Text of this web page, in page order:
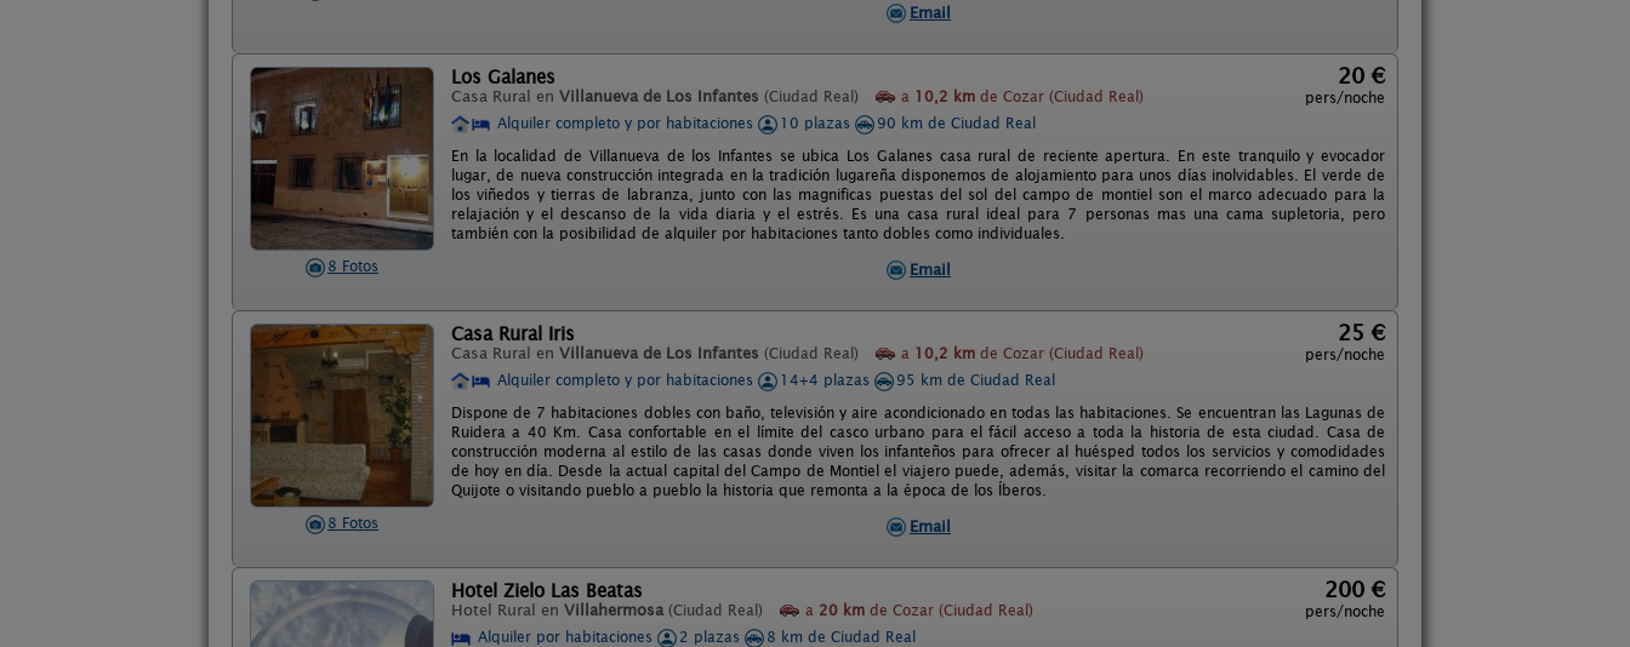
Email
8 Fotos
Los Galanes
Casa Rural en Villanueva de Los Infantes (Ciudad Real) a 10,2 km de Cozar (Ciudad Real)
20 €
pers/noche
Alquiler completo y por habitaciones
10 plazas
90 km de Ciudad Real
En la localidad de Villanueva de los Infantes se ubica Los Galanes casa rural de reciente apertura. En este tranquilo y evocador
lugar, de nueva construcción integrada en la tradición lugareña disponemos de alojamiento para unos días inolvidables. El verde de
los viñedos y tierras de labranza, junto con las magnificas puestas del sol del campo de montiel son el marco adecuado para la
relajación y el descanso de la vida diaria y el estrés. Es una casa rural ideal para 7 personas mas una cama supletoria, pero
también con la posibilidad de alquiler por habitaciones tanto dobles como individuales.
Email
8 Fotos
Casa Rural Iris
Casa Rural en Villanueva de Los Infantes (Ciudad Real) a 10,2 km de Cozar (Ciudad Real)
25 €
pers/noche
Alquiler completo y por habitaciones
14+4 plazas
95 km de Ciudad Real
Dispone de 7 habitaciones dobles con baño, televisión y aire acondicionado en todas las habitaciones. Se encuentran las Lagunas de
Ruidera a 40 Km. Casa confortable en el límite del casco urbano para el fácil acceso a toda la historia de esta ciudad. Casa de
construcción moderna al estilo de las casas donde viven los infanteños para ofrecer al huésped todos los servicios y comodidades
de hoy en día. Desde la actual capital del Campo de Montiel el viajero puede, además, visitar la comarca recorriendo el camino del
Quijote o visitando pueblo a pueblo la historia que remonta a la época de los Íberos.
Email
Hotel Zielo Las Beatas
Hotel Rural en Villahermosa (Ciudad Real) a 20 km de Cozar (Ciudad Real)
200 €
pers/noche
Alquiler por habitaciones
2 plazas
8 km de Ciudad Real